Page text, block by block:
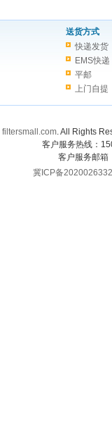
送货方式
快递发货
EMS快递
平邮
上门自提
filtersmall.com. All Rights
客户服务热线：
客户服务邮箱
冀ICP备